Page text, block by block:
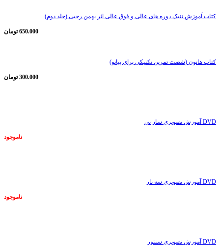
کتاب آموزش تنبک دوره های عالی و فوق عالی اثر بهمن رجبی (جلد دوم)
650.000 تومان
کتاب هانون (شصت تمرین تکنیکی برای پیانو)
300.000 تومان
DVD آموزش تصویری ساز نی
ناموجود
DVD آموزش تصویری سه تار
ناموجود
DVD آموزش تصویری سنتور